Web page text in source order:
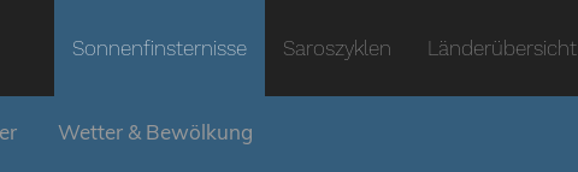
Sonnenfinsternisse Saroszyklen Länderübersicht
Wetter & Bewölkung